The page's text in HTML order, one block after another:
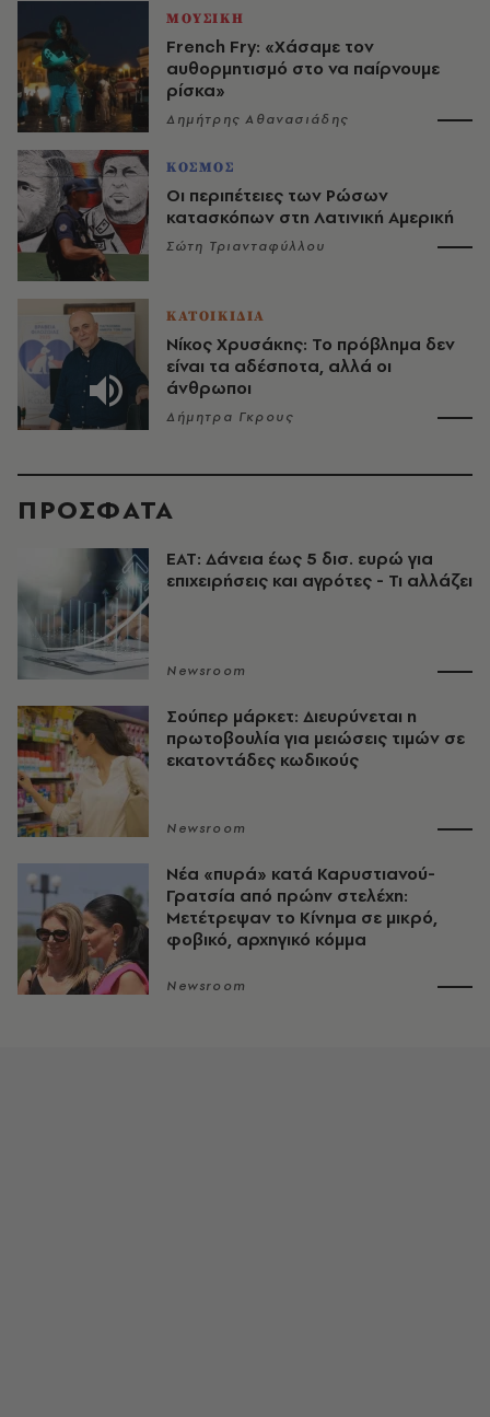
ΜΟΥΣΙΚΗ
French Fry: «Χάσαμε τον
αυθορμητισμό στο να παίρνουμε
ρίσκα»
Δημήτρης Αθανασιάδης
ΚΟΣΜΟΣ
Οι περιπέτειες των Ρώσων
κατασκόπων στη Λατινική Αμερική
Σώτη Τριανταφύλλου
ΚΑΤΟΙΚΙΔΙΑ
Νίκος Χρυσάκης: Το πρόβλημα δεν
είναι τα αδέσποτα, αλλά οι
άνθρωποι
Δήμητρα Γκρους
ΠΡΟΣΦΑΤΑ
ΕΑΤ: Δάνεια έως 5 δισ. ευρώ για
επιχειρήσεις και αγρότες - Τι αλλάζει
Newsroom
Σούπερ μάρκετ: Διευρύνεται η
πρωτοβουλία για μειώσεις τιμών σε
εκατοντάδες κωδικούς
Newsroom
Νέα «πυρά» κατά Καρυστιανού-
Γρατσία από πρώην στελέχη:
Μετέτρεψαν το Κίνημα σε μικρό,
φοβικό, αρχηγικό κόμμα
Newsroom